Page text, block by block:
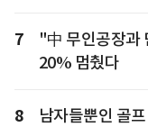
7
"中 무인공장과
20% 멈췄다
8 남자들뿐인 골